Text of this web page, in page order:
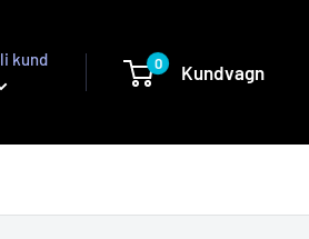
kund 0 Kundvagn